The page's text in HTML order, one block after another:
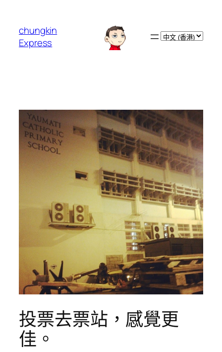
chungkin
Express
Choose
投票去票站，感覺更
佳。